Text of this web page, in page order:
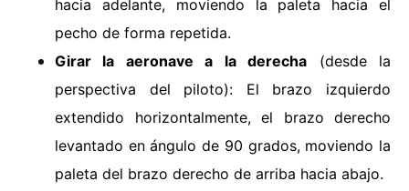
hacia adelante, moviendo la paleta hacia el
pecho de forma repetida.
Girar la aeronave a la derecha (desde la
perspectiva del piloto): El brazo izquierdo
extendido horizontalmente, el brazo derecho
levantado en ángulo de 90 grados, moviendo la
paleta del brazo derecho de arriba hacia abajo.